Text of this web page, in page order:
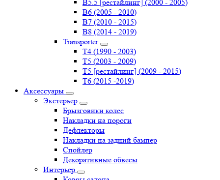
B5.5 [рестайлинг] (2000 - 2005)
B6 (2005 - 2010)
B7 (2010 - 2015)
B8 (2014 - 2019)
Transporter
Т4 (1990 - 2003)
Т5 (2003 - 2009)
Т5 [рестайлинг] (2009 - 2015)
Т6 (2015 -2019)
Аксессуары
Экстерьер
Брызговики колес
Накладки на пороги
Дефлекторы
Накладки на задний бампер
Спойлер
Декоративные обвесы
Интерьер